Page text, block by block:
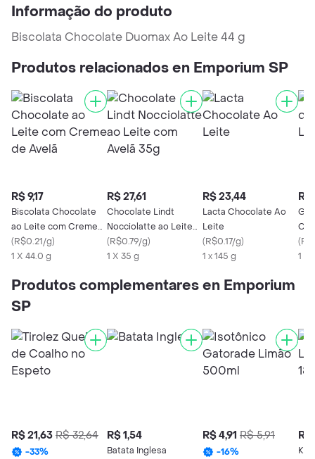
Informação do produto
Biscolata Chocolate Duomax Ao Leite 44 g
Produtos relacionados en Emporium SP
R$ 9,17
Biscolata Chocolate
ao Leite com Creme
de Avelã
(R$0.21/g)
1 X 44.0 g
R$ 27,61
Chocolate Lindt
Nocciolatte ao Leite
com Avelã 35g
(R$0.79/g)
1 X 35 g
R$ 23,44
Lacta Chocolate Ao
Leite
(R$0.17/g)
1 x 145 g
R$
(
1 X
Produtos complementares en Emporium
SP
R$ 21,63 R$ 32,64
-33%
R$ 1,54
Batata Inglesa
R$ 4,91 R$ 5,91
-16%
R$